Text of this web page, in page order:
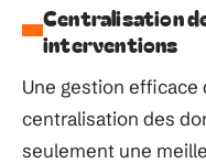
Centralisation
interventions
Une gestion
centralisation des
seulement une